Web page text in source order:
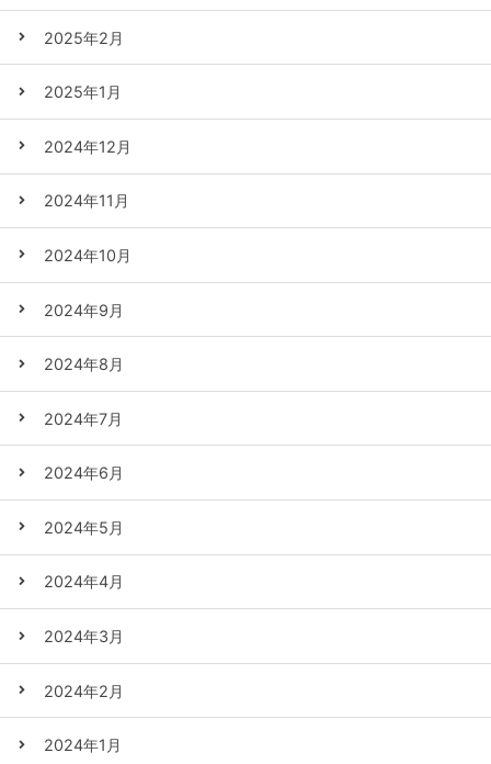
2025年2月
2025年1月
2024年12月
2024年11月
2024年10月
2024年9月
2024年8月
2024年7月
2024年6月
2024年5月
2024年4月
2024年3月
2024年2月
2024年1月